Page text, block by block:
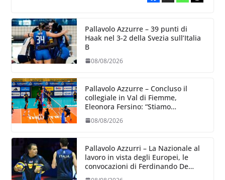
Pallavolo Azzurre – 39 punti di
Haak nel 3-2 della Svezia sull’Italia
B
08/08/2026
Pallavolo Azzurre – Concluso il
collegiale in Val di Fiemme,
Eleonora Fersino: “Stiamo
dove poter migliorare”.
08/08/2026
Pallavolo Azzurri – La Nazionale al
lavoro in vista degli Europei, le
convocazioni di Ferdinando De